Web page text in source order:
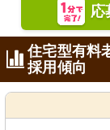
応
住宅型有料
採用傾向